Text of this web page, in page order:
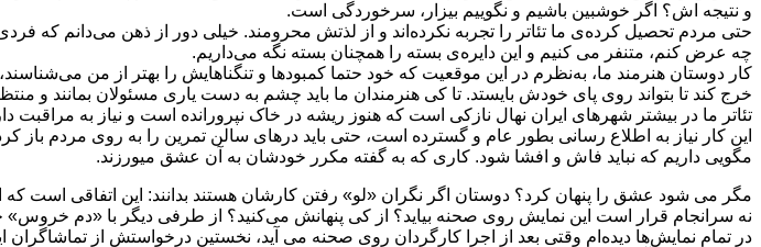
و نتیجه اش؟ اگر خوشبین باشیم و نگوییم بیزار، سرخوردگی است.
حتی مردم تحصیل کرده‌ی ما تئاتر را تجربه نکرده‌اند و از لذتش محرومند. خیلی دور از ذهن می‌دانم که فردی
چه عرض کنم، متنفر می کنیم و این دایره‌ی بسته را همچنان بسته نگه می‌داریم.
کار دوستان هنرمند ما، به‌نظرم در این موقعیت که خود حتما کمبودها و تنگناهایش را بهتر از من
خرج کند تا بتواند روی پای خودش بایستد. تا کی هنرمندان ما باید چشم به دست یاری مسئولان بمانند و منتظر
تئاتر ما در بیشتر شهرهای ایران نهال نازکی است که هنوز ریشه در خاک نپرورانده است و نیاز به
این کار نیاز به اطلاع رسانی بطور عام و گسترده است، حتی باید درهای سالن تمرین را به روی مردم باز
مگویی داریم که نباید فاش و افشا شود. کاری که به گفته مکرر خودشان به آن عشق میورزند.
مگر می شود عشق را پنهان کرد؟ دوستان اگر نگران «لو» رفتن کارشان هستند بدانند: این اتفاقی است که
نه سرانجام قرار است این نمایش روی صحنه بیاید؟ از کی پنهانش می‌کنید؟ از طرفی دیگر با «دم خروس»
در تمام نمایش‌ها دیده‌ام وقتی بعد از اجرا کارگردان روی صحنه می آید، نخستین درخواستش از تماشاگران